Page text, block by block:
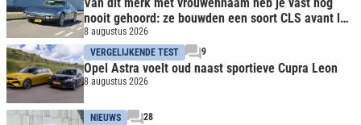
nooit gehoord: ze bouwden een soort CLS avant la
lettre
8 augustus 2026
VERGELIJKENDE TEST
9
Opel Astra voelt oud naast sportieve Cupra Leon
8 augustus 2026
NIEUWS 28